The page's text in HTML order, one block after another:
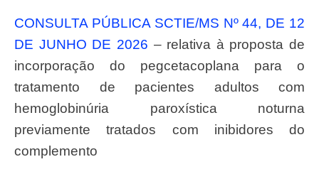
CONSULTA PÚBLICA SCTIE/MS Nº 44, DE 12
DE JUNHO DE 2026 – relativa à proposta de
incorporação do pegcetacoplana para o
tratamento de pacientes adultos com
hemoglobinúria paroxística noturna
previamente tratados com inibidores do
complemento